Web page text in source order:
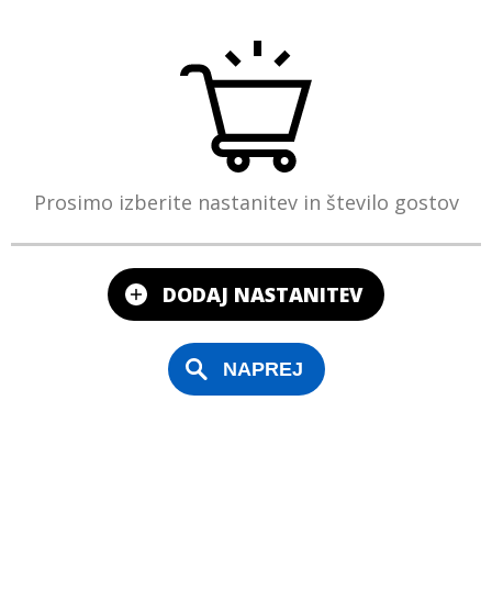
Prosimo izberite nastanitev in število gostov